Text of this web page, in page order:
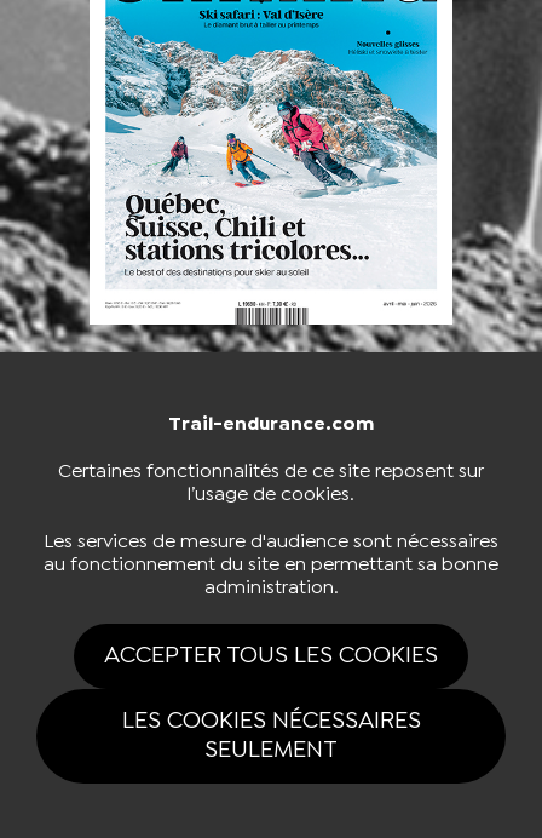
Trail-endurance.com
Certaines fonctionnalités de ce site reposent sur
l’usage de cookies.
Les services de mesure d'audience sont nécessaires
au fonctionnement du site en permettant sa bonne
administration.
ACCEPTER TOUS LES COOKIES
LES COOKIES NÉCESSAIRES
SEULEMENT
NOUS CONTACTER BOUTIQUE
Tous drois réservés Trail-endurance.com 2026 |
Politique de confidentialité|Gestion des cookies